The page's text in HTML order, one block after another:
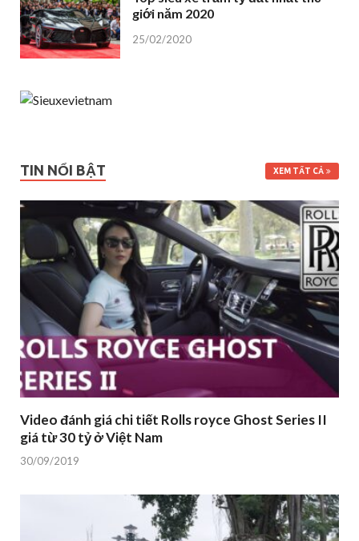
giới năm 2020
25/02/2020
TIN NỔI BẬT XEM TẤT CẢ
Video đánh giá chi tiết Rolls royce Ghost Series II
giá từ 30 tỷ ở Việt Nam
30/09/2019